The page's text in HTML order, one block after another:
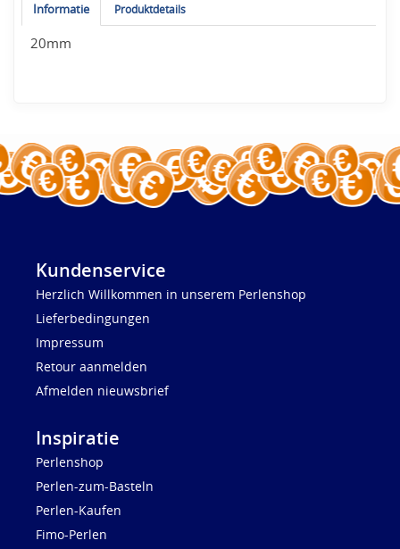
Informatie Produktdetails
20mm
Kundenservice
Herzlich Willkommen in unserem Perlenshop
Lieferbedingungen
Impressum
Retour aanmelden
Afmelden nieuwsbrief
Inspiratie
Perlenshop
Perlen-zum-Basteln
Perlen-Kaufen
Fimo-Perlen